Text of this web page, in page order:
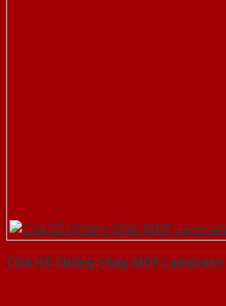
Cửa Gỗ Chống Cháy MDF Laminate